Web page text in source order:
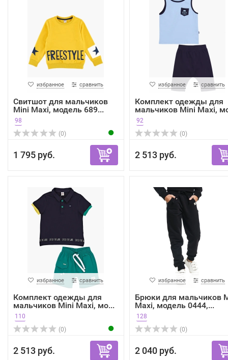
избранное сравнить
Свитшот для мальчиков
Mini Maxi, модель 689...
98
(0)
1 795 руб.
избранное сравнить
Комплект одежды для
мальчиков Mini Maxi,
92
(0)
2 513 руб.
избранное сравнить
Комплект одежды для
мальчиков Mini Maxi, мо...
110
(0)
2 513 руб.
избранное сравнить
Брюки для мальчиков
Maxi, модель 0444,...
128
(0)
2 040 руб.